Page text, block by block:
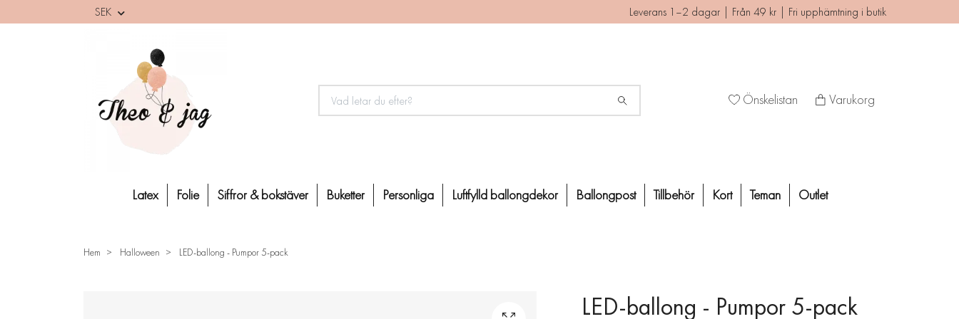
SEK Leverans 1–2 dagar | Från 49 kr | Fri upphämtning i butik
Önskelistan Varukorg
Latex Folie Siffror & bokstäver Buketter Personliga Luftfylld ballongdekor Ballongpost Tillbehör Kort Teman Outlet
Hem Halloween LED-ballong - Pumpor 5-pack
LED-ballong - Pumpor 5-pack